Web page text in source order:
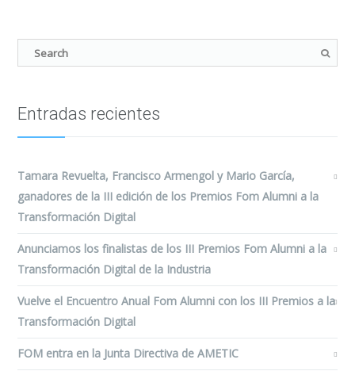
Entradas recientes
Tamara Revuelta, Francisco Armengol y Mario García,
ganadores de la III edición de los Premios Fom Alumni a la
Transformación Digital
Anunciamos los finalistas de los III Premios Fom Alumni a la
Transformación Digital de la Industria
Vuelve el Encuentro Anual Fom Alumni con los III Premios a la
Transformación Digital
FOM entra en la Junta Directiva de AMETIC